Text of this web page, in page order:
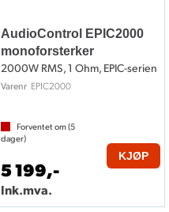
AudioControl EPIC2000
monoforsterker
2000W RMS, 1 Ohm, EPIC-serien
Varenr EPIC2000
Forventet om (5
dager)
5 199,-
Ink.mva.
KJØP